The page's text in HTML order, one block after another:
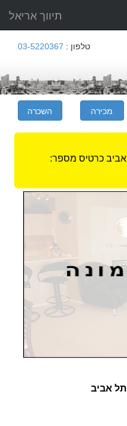
תיווך אריאל
טלפון : 03-5220367
כרטיס מספר:
תל אביב